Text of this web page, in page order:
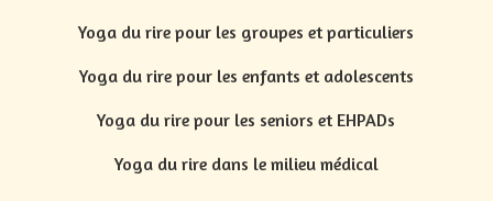
Yoga du rire pour les groupes et particuliers
Yoga du rire pour les enfants et adolescents
Yoga du rire pour les seniors et EHPADs
Yoga du rire dans le milieu médical